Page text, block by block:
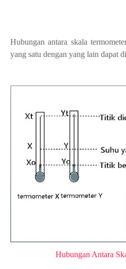
Hubungan antara skala
yang satu dengan yang lain dapat
Hubungan Antara